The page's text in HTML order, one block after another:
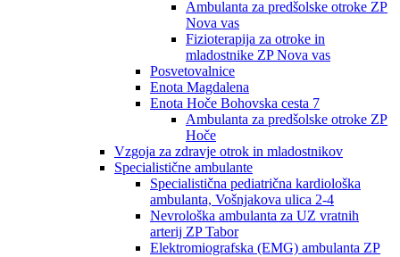
Ambulanta za predšolske otroke ZP
Nova vas
Fizioterapija za otroke in
mladostnike ZP Nova vas
Posvetovalnice
Enota Magdalena
Enota Hoče Bohovska cesta 7
Ambulanta za predšolske otroke ZP
Hoče
Vzgoja za zdravje otrok in mladostnikov
Specialistične ambulante
Specialistična pediatrična kardiološka
ambulanta, Vošnjakova ulica 2-4
Nevrološka ambulanta za UZ vratnih
arterij ZP Tabor
Elektromiografska (EMG) ambulanta ZP